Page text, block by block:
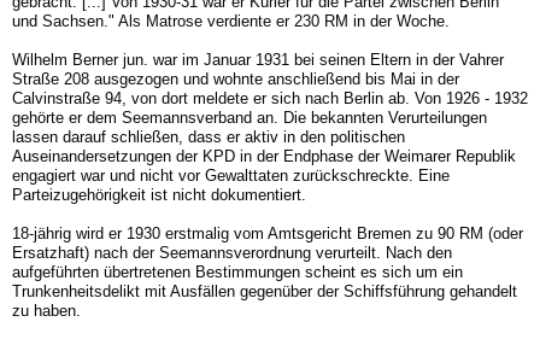
und Sachsen." Als Matrose verdiente er 230 RM in der Woche.
Wilhelm Berner jun. war im Januar 1931 bei seinen Eltern in der Vahrer
Straße 208 ausgezogen und wohnte anschließend bis Mai in der
Calvinstraße 94, von dort meldete er sich nach Berlin ab. Von 1926 - 1932
gehörte er dem Seemannsverband an. Die bekannten Verurteilungen
lassen darauf schließen, dass er aktiv in den politischen
Auseinandersetzungen der KPD in der Endphase der Weimarer Republik
engagiert war und nicht vor Gewalttaten zurückschreckte. Eine
Parteizugehörigkeit ist nicht dokumentiert.
18-jährig wird er 1930 erstmalig vom Amtsgericht Bremen zu 90 RM (oder
Ersatzhaft) nach der Seemannsverordnung verurteilt. Nach den
aufgeführten übertretenen Bestimmungen scheint es sich um ein
Trunkenheitsdelikt mit Ausfällen gegenüber der Schiffsführung gehandelt
zu haben.